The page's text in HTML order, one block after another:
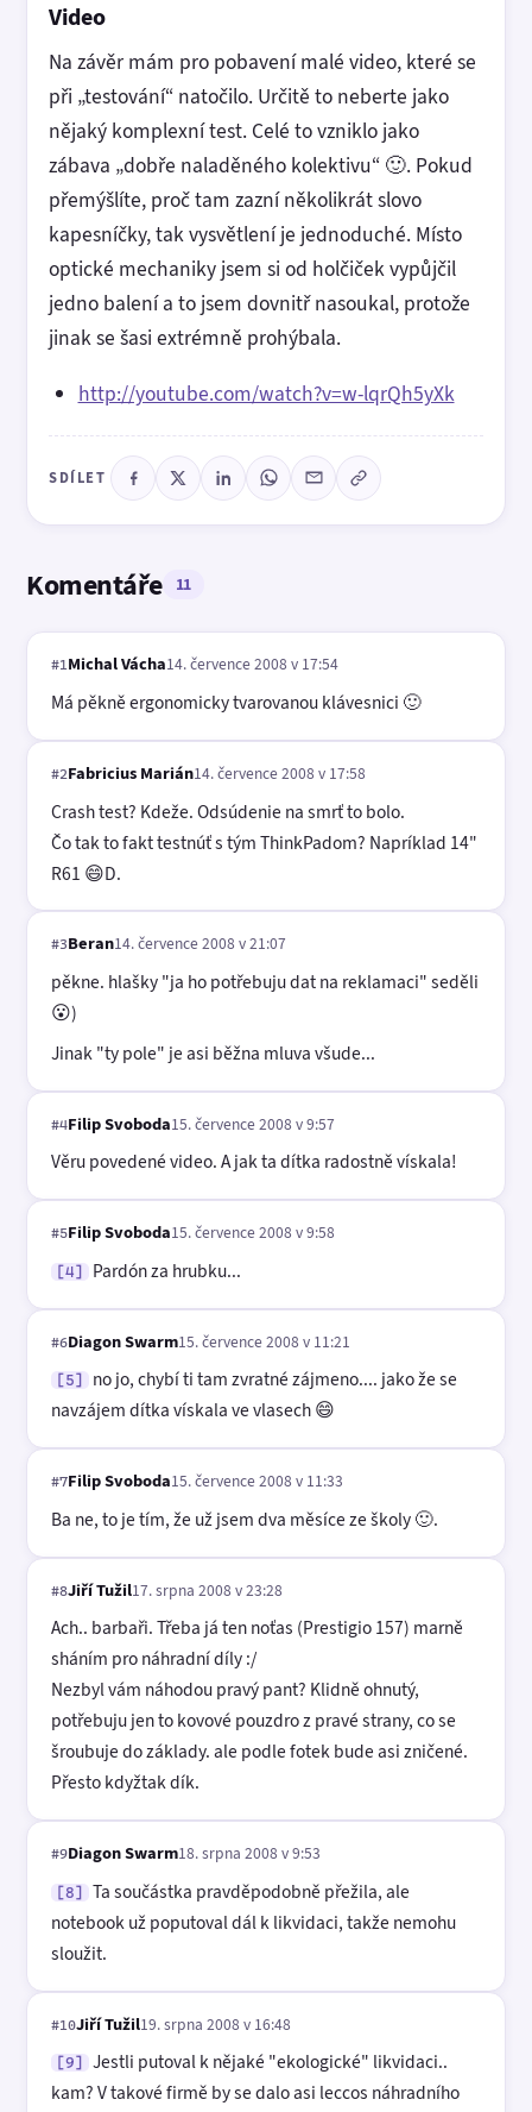
Video
Na závěr mám pro pobavení malé video, které se
při „testování“ natočilo. Určitě to neberte jako
nějaký komplexní test. Celé to vzniklo jako
zábava „dobře naladěného kolektivu“ 🙂. Pokud
přemýšlíte, proč tam zazní několikrát slovo
kapesníčky, tak vysvětlení je jednoduché. Místo
optické mechaniky jsem si od holčiček vypůjčil
jedno balení a to jsem dovnitř nasoukal, protože
jinak se šasi extrémně prohýbala.
http://youtube.com/watch?v=w-lqrQh5yXk
SDÍLET
Komentáře 11
#1Michal Vácha14. července 2008 v 17:54
Má pěkně ergonomicky tvarovanou klávesnici 🙂
#2Fabricius Marián14. července 2008 v 17:58
Crash test? Kdeže. Odsúdenie na smrť to bolo.
Čo tak to fakt testnúť s tým ThinkPadom? Napríklad 14"
R61 😄D.
#3Beran14. července 2008 v 21:07
pěkne. hlašky "ja ho potřebuju dat na reklamaci" seděli
😮)
Jinak "ty pole" je asi běžna mluva všude...
#4Filip Svoboda15. července 2008 v 9:57
Věru povedené video. A jak ta dítka radostně vískala!
#5Filip Svoboda15. července 2008 v 9:58
[4] Pardón za hrubku...
#6Diagon Swarm15. července 2008 v 11:21
[5]
no jo, chybí ti tam zvratné zájmeno.... jako že se
navzájem dítka vískala ve vlasech 😄
#7Filip Svoboda15. července 2008 v 11:33
Ba ne, to je tím, že už jsem dva měsíce ze školy 🙂.
#8Jiří Tužil17. srpna 2008 v 23:28
Ach.. barbaři. Třeba já ten noťas (Prestigio 157) marně
sháním pro náhradní díly :/
Nezbyl vám náhodou pravý pant? Klidně ohnutý,
potřebuju jen to kovové pouzdro z pravé strany, co se
šroubuje do základy. ale podle fotek bude asi zničené.
Přesto kdyžtak dík.
#9Diagon Swarm18. srpna 2008 v 9:53
[8]
Ta součástka pravděpodobně přežila, ale
notebook už poputoval dál k likvidaci, takže nemohu
sloužit.
#10Jiří Tužil19. srpna 2008 v 16:48
[9]
Jestli putoval k nějaké "ekologické" likvidaci..
kam? V takové firmě by se dalo asi leccos náhradního